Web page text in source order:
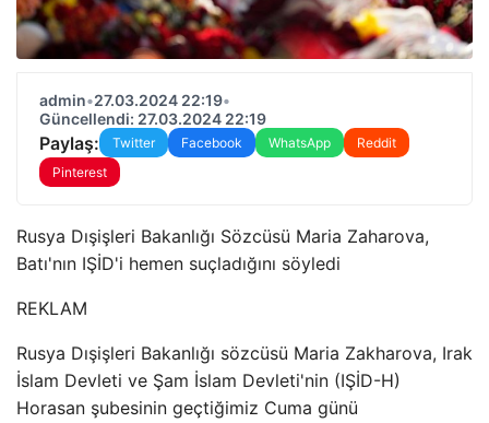
admin•27.03.2024 22:19•
Güncellendi: 27.03.2024 22:19
Paylaş: Twitter Facebook WhatsApp
Reddit
Pinterest
Rusya Dışişleri Bakanlığı Sözcüsü Maria Zaharova,
Batı'nın IŞİD'i hemen suçladığını söyledi
REKLAM
Rusya Dışişleri Bakanlığı sözcüsü Maria Zakharova, Irak
İslam Devleti ve Şam İslam Devleti'nin (IŞİD-H)
Horasan şubesinin geçtiğimiz Cuma günü